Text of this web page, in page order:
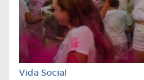
Vida Social